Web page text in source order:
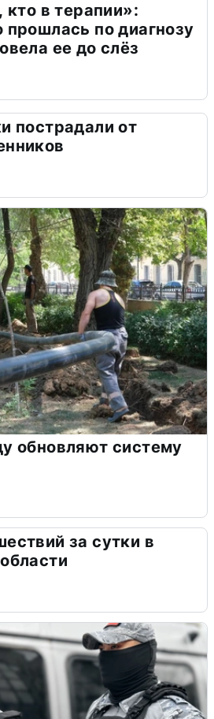
кто в терапии»:
прошлась по диагнозу
ее до слёз
пострадали от
обновляют систему
за сутки в